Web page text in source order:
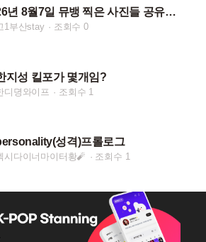
26년 8월7일 뮤뱅 찍은 사진들 공유 해욥ㅎㅎ
1부산stay 조회수 0
지성 킬포가 몇개임?
디뎡와이프 조회수 1
성격)프롤로그
시다이너마이터황🧨 조회수 1